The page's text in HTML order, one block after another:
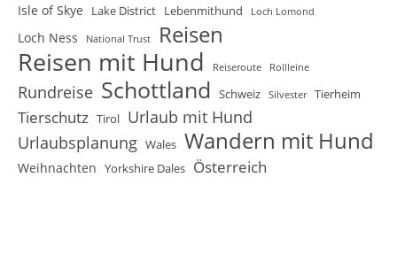
Isle of Skye Lake District Lebenmithund Loch Lomond
Loch Ness National Trust Reisen
Reisen mit Hund Reiseroute Rollleine
Rundreise Schottland Schweiz Silvester Tierheim
Tierschutz Tirol Urlaub mit Hund
Urlaubsplanung Wales Wandern mit Hund
Weihnachten Yorkshire Dales Österreich